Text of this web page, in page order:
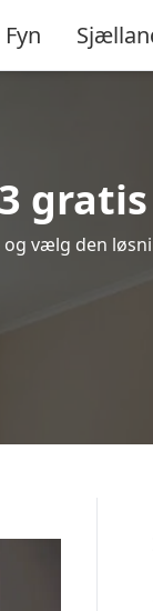
Fyn
vælg den